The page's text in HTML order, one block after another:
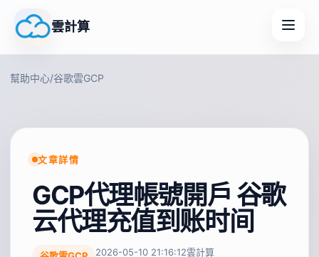
雲計算
幫助中心/谷歌雲GCP
文章詳情
GCP代理帳號開戶 谷歌
云代理充值到账时间
2026-05-10 21:16:12雲計算